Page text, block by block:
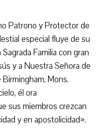
Patrono y Protector de
especial fluye de su
Familia con gran
y a Nuestra Señora de
Mons.
él ora
sus miembros crezcan
y en apostolicidad».